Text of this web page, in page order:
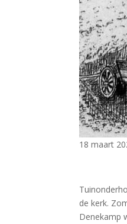
18 maart
de kerk.
Denekamp